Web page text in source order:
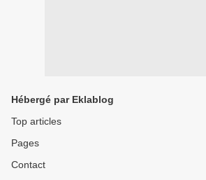
Hébergé par Eklablog
Top articles
Pages
Contact